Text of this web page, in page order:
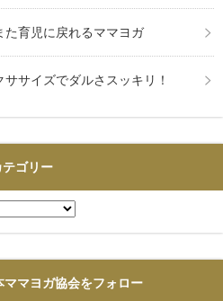
た育児に戻れるママヨガ
ササイズでダルさスッキリ！
テゴリー
ママヨガ協会をフォロー